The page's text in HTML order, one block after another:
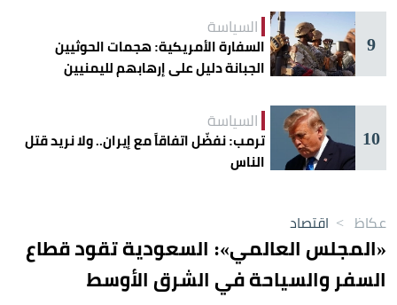
9
السياسة
السفارة الأمريكية: هجمات الحوثيين
الجبانة دليل على إرهابهم لليمنيين
10
السياسة
ترمب: نفضّل اتفاقاً مع إيران.. ولا نريد قتل
الناس
عكاظ > اقتصاد
«المجلس العالمي»: السعودية تقود قطاع
السفر والسياحة في الشرق الأوسط